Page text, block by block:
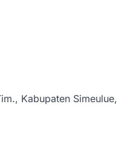
Kabupaten Simeulue,